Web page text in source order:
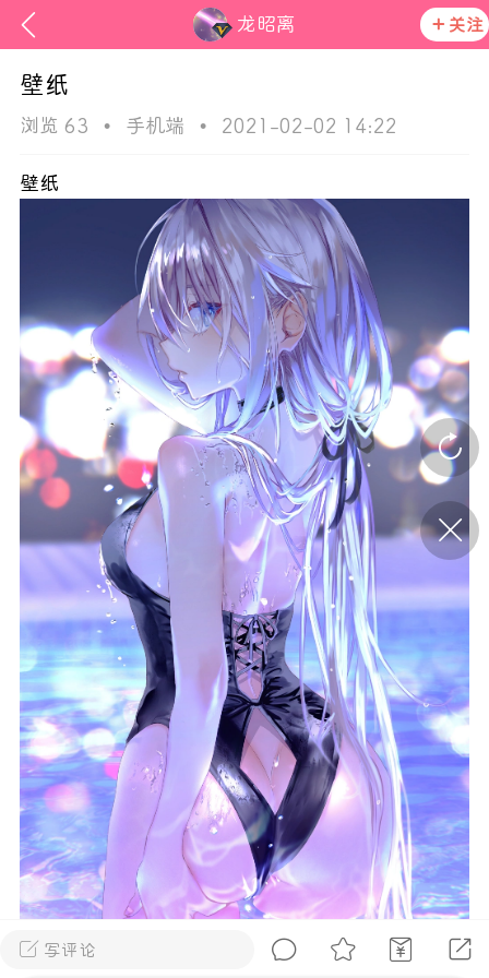
龙昭离 关注
区发布非法内容 发现立即永久封号
资讯
官方公告
177
P站美图推荐——条纹过膝袜（二）
隐藏 0
P站美图推荐——紫发特辑
隐藏
0
写评论
壁纸
浏览 63 • 手机端 • 2021-02-02 14:22
壁纸